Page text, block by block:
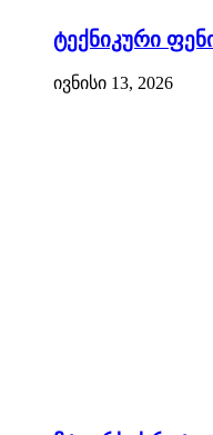
ტექნიკური
ივნისი 13, 2026